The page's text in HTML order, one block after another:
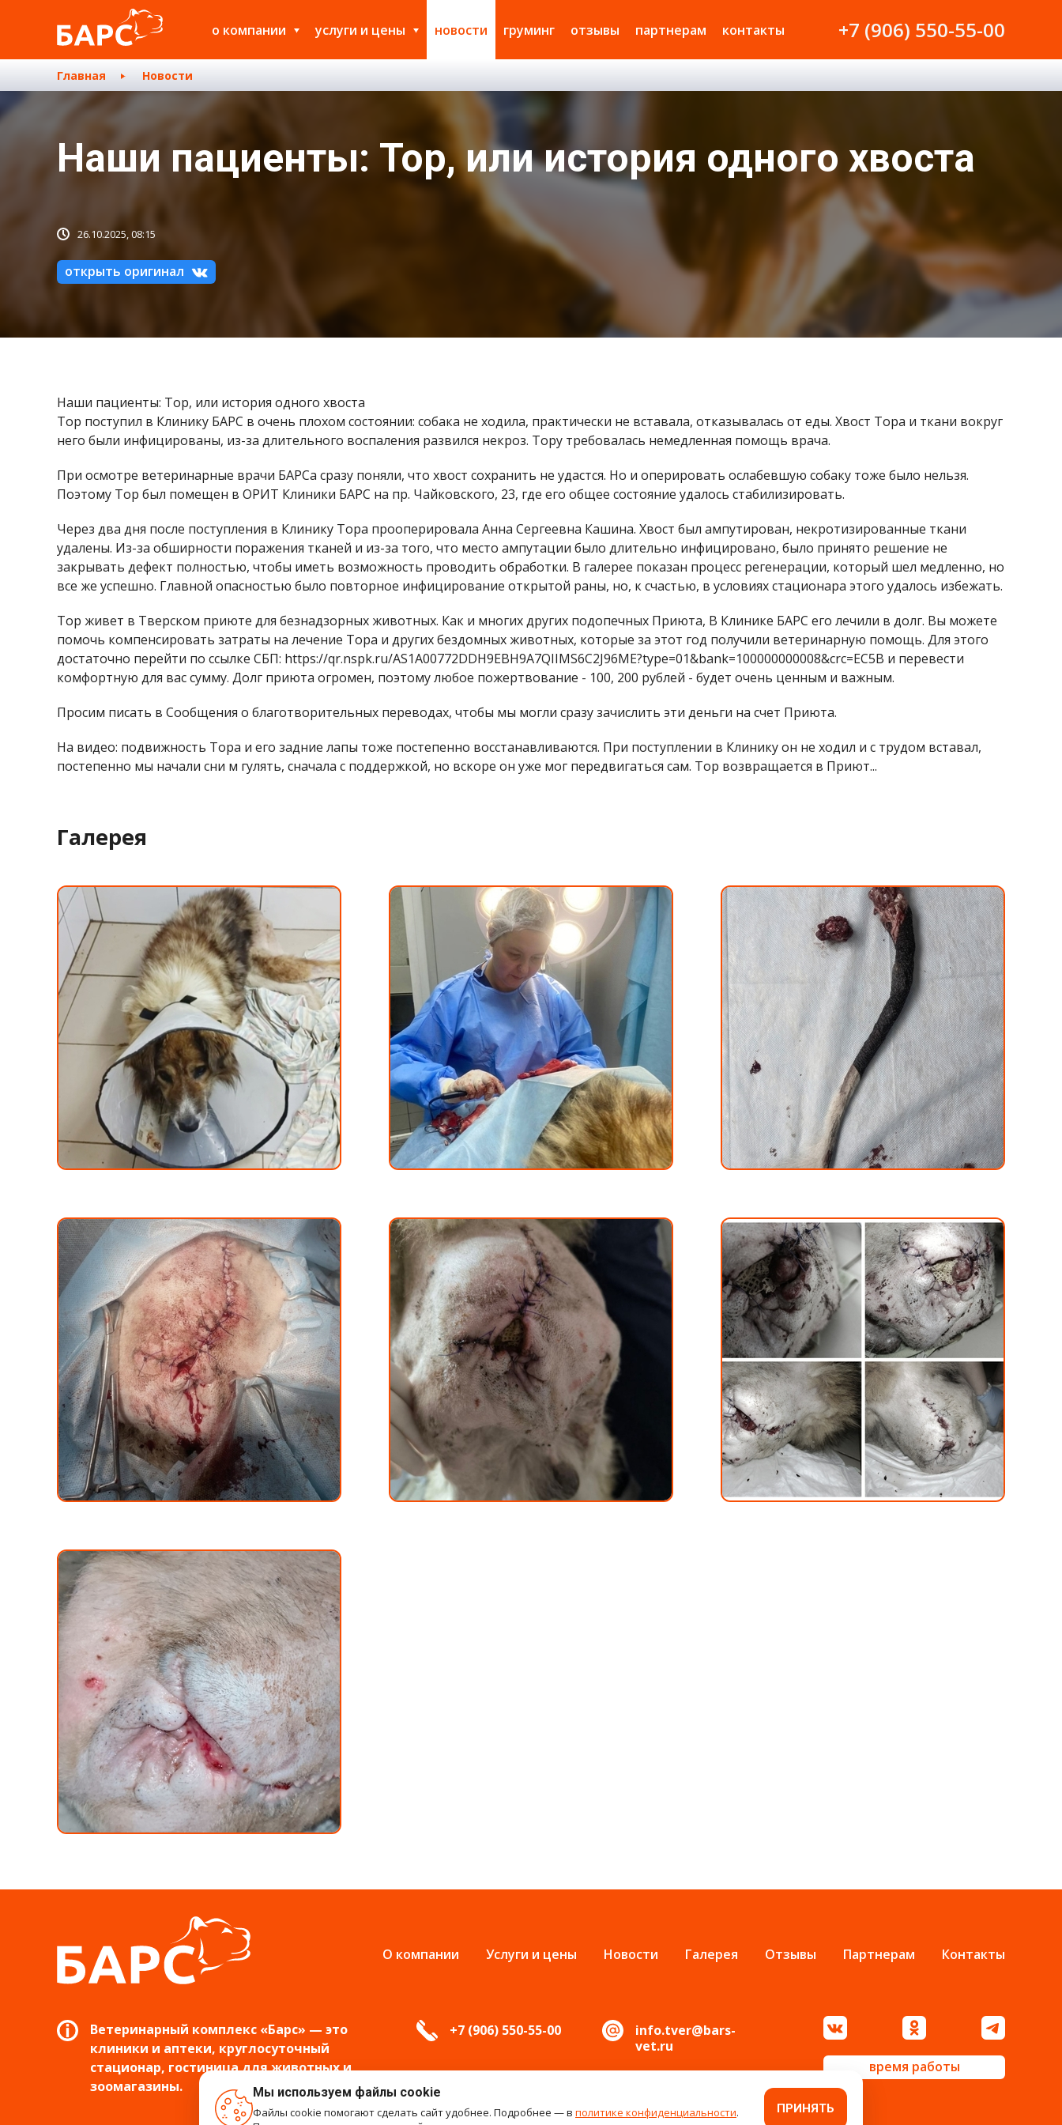
о компании услуги и цены новости груминг отзывы партнерам контакты +7 (906) 550-55-00
Главная Новости
Наши пациенты: Тор, или история одного хвоста
26.10.2025, 08:15
открыть оригинал
Наши пациенты: Тор, или история одного хвоста
Тор поступил в Клинику БАРС в очень плохом состоянии: собака не ходила, практически не вставала, отказывалась от еды. Хвост Тора и ткани вокруг
него были инфицированы, из-за длительного воспаления развился некроз. Тору требовалась немедленная помощь врача.
При осмотре ветеринарные врачи БАРСа сразу поняли, что хвост сохранить не удастся. Но и оперировать ослабевшую собаку тоже было нельзя.
Поэтому Тор был помещен в ОРИТ Клиники БАРС на пр. Чайковского, 23, где его общее состояние удалось стабилизировать.
Через два дня после поступления в Клинику Тора прооперировала Анна Сергеевна Кашина. Хвост был ампутирован, некротизированные ткани
удалены. Из-за обширности поражения тканей и из-за того, что место ампутации было длительно инфицировано, было принято решение не
закрывать дефект полностью, чтобы иметь возможность проводить обработки. В галерее показан процесс регенерации, который шел медленно, но
все же успешно. Главной опасностью было повторное инфицирование открытой раны, но, к счастью, в условиях стационара этого удалось избежать.
Тор живет в Тверском приюте для безнадзорных животных. Как и многих других подопечных Приюта, В Клинике БАРС его лечили в долг. Вы можете
помочь компенсировать затраты на лечение Тора и других бездомных животных, которые за этот год получили ветеринарную помощь. Для этого
достаточно перейти по ссылке СБП: https://qr.nspk.ru/AS1A00772DDH9EBH9A7QIIMS6C2J96ME?type=01&bank=100000000008&crc=EC5B и перевести
комфортную для вас сумму. Долг приюта огромен, поэтому любое пожертвование - 100, 200 рублей - будет очень ценным и важным.
Просим писать в Сообщения о благотворительных переводах, чтобы мы могли сразу зачислить эти деньги на счет Приюта.
На видео: подвижность Тора и его задние лапы тоже постепенно восстанавливаются. При поступлении в Клинику он не ходил и с трудом вставал,
постепенно мы начали сни м гулять, сначала с поддержкой, но вскоре он уже мог передвигаться сам. Тор возвращается в Приют...
Галерея
О компании Услуги и цены Новости Галерея Отзывы Партнерам Контакты
Ветеринарный комплекс «Барс» — это
клиники и аптеки, круглосуточный
стационар, гостиница для животных и
зоомагазины.
+7 (906) 550-55-00
info.tver@bars-
vet.ru
время работы
Мы используем файлы cookie
Файлы cookie помогают сделать сайт удобнее. Подробнее — в политике конфиденциальности.
ПРИНЯТЬ